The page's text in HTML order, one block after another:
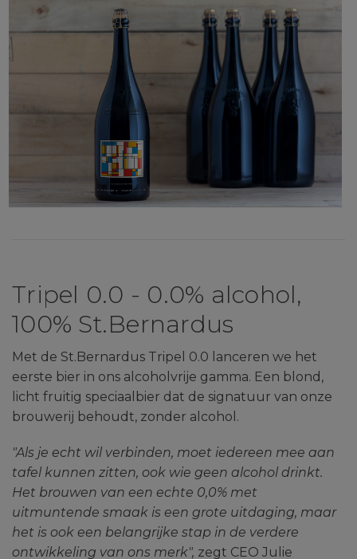
Tripel 0.0 - 0.0% alcohol,
100% St.Bernardus
Met de St.Bernardus Tripel 0.0 lanceren we het
eerste bier in ons alcoholvrije gamma. Een blond,
licht fruitig speciaalbier dat de signatuur van onze
brouwerij behoudt, zonder alcohol.
"Als je echt wil verbinden, moet iedereen mee aan
tafel kunnen zitten, ook wie geen alcohol drinkt.
Het brouwen van een echte 0,0% met
uitmuntende smaak is een grote uitdaging, maar
het is ook een belangrijke stap in de verdere
ontwikkeling van ons merk", zegt CEO Julie